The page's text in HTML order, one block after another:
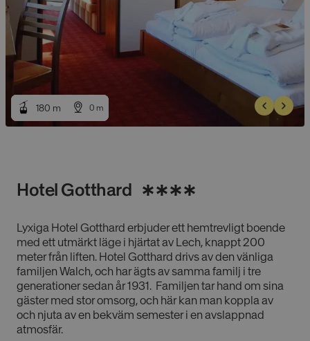
180 m 0 m
180 m 0 m
Hotel Gotthard
Lyxiga Hotel Gotthard erbjuder ett hemtrevligt boende
med ett utmärkt läge i hjärtat av Lech, knappt 200
meter från liften. Hotel Gotthard drivs av den vänliga
familjen Walch, och har ägts av samma familj i tre
generationer sedan år 1931. Familjen tar hand om sina
gäster med stor omsorg, och här kan man koppla av
och njuta av en bekväm semester i en avslappnad
atmosfär.